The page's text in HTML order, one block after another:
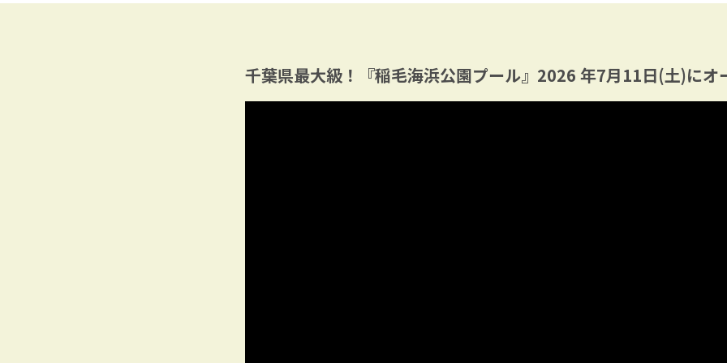
千葉県最大級！『稲毛海浜公園プール』2026 年7月11日(土)にオ